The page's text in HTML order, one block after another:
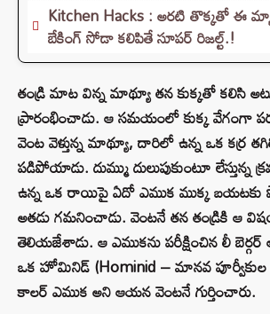
Kitchen Hacks : అరటి తొక్కతో ఈ
బేకింగ్ సోడా కలిపితే సూపర్ రిజల్ట్.!
తండ్రి మాట విన్న మాథ్యూ తన కుక్కతో కలిసి
ప్రారంభించాడు. ఆ సమయంలో కుక్క వేగంగా
వెంట వెళ్తున్న మాథ్యూ, దారిలో ఉన్న ఒక కర్ర
పడిపోయాడు. దుమ్ము దులుపుకుంటూ లేస్తున్న
ఉన్న ఒక రాయిపై ఏదో ఎముక ముక్క బయటకు
అతడు గమనించాడు. వెంటనే తన తండ్రికి ఆ
తెలియజేశాడు. ఆ ఎముకను పరీక్షించిన లీ
ఒక హోమినిడ్ (Hominid – మానవ
కాలర్ ఎముక అని ఆయన వెంటనే గుర్తించారు.